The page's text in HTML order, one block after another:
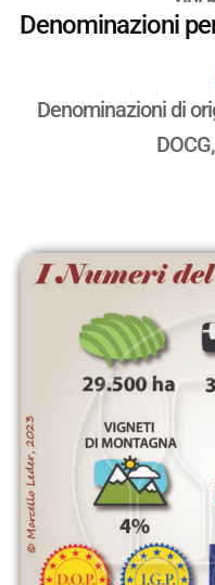
Denominazioni
Denominazioni di